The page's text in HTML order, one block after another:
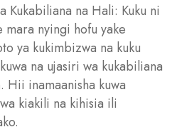
Kukabiliana na Hali: Kuku ni
mara nyingi hofu yake
ya kukimbizwa na kuku
na ujasiri wa kukabiliana
Hii inamaanisha kuwa
kiakili na kihisia ili